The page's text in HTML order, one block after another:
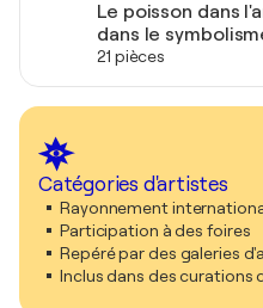
Le poisson dans
dans le
21 pièces
Catégories d'artistes
Rayonnement
Participation à des foires
Repéré par des galeries
Inclus dans des curations